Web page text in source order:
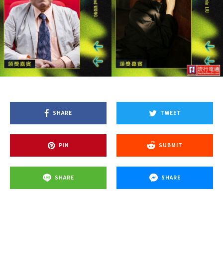
SHARE TWEET
PIN SUBMIT
SHARE SHARE